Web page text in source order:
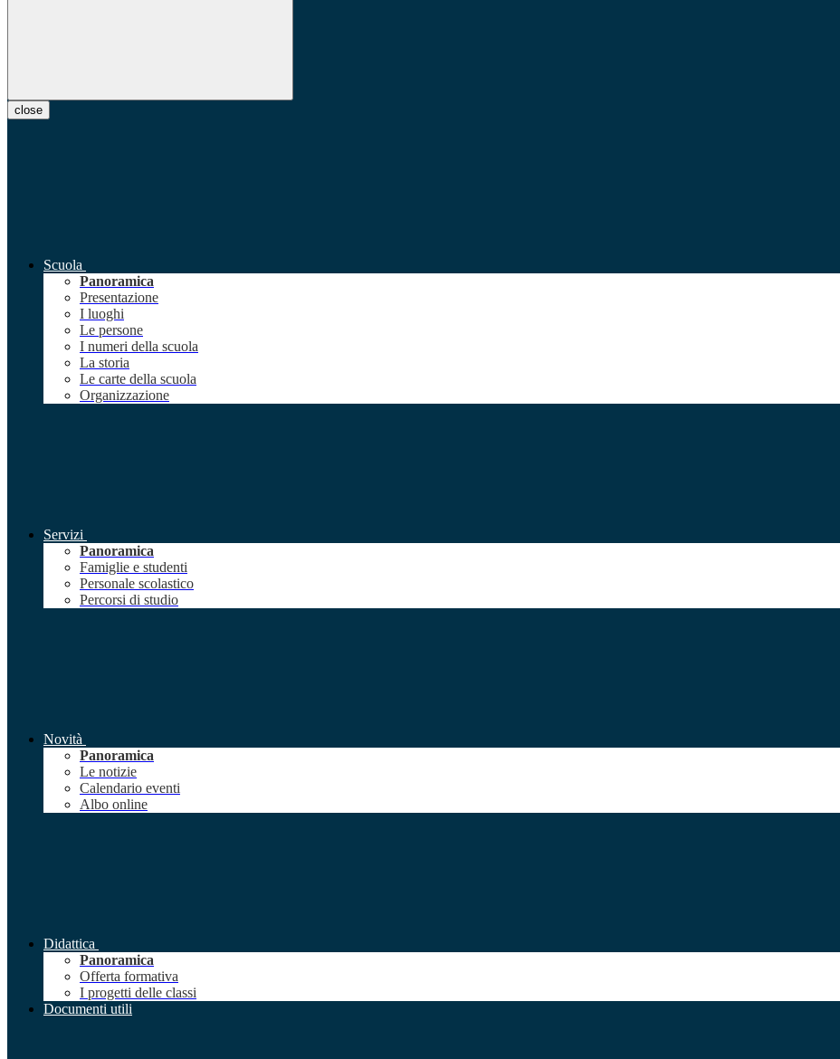
close
Scuola
Panoramica
Presentazione
I luoghi
Le persone
I numeri della scuola
La storia
Le carte della scuola
Organizzazione
Servizi
Panoramica
Famiglie e studenti
Personale scolastico
Percorsi di studio
Novità
Panoramica
Le notizie
Calendario eventi
Albo online
Didattica
Panoramica
Offerta formativa
I progetti delle classi
Documenti utili